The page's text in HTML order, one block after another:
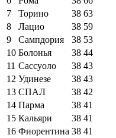
7
Торино 38 63
8
Лацио 38 59
9
Сампдория 38 53
10 Болонья 38 44
11 Сассуоло 38 43
12 Удинезе 38 43
13 СПАЛ 38 42
14 Парма 38 41
15 Кальяри 38 41
16 Фиорентина 38 41